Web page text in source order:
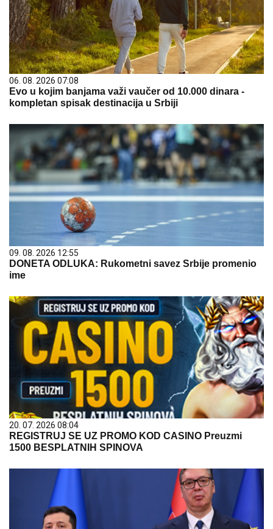
06. 08. 2026 07:08
Evo u kojim banjama važi vaučer od 10.000 dinara -
kompletan spisak destinacija u Srbiji
09. 08. 2026 12:55
DONETA ODLUKA: Rukometni savez Srbije promenio
ime
20. 07. 2026 08:04
REGISTRUJ SE UZ PROMO KOD CASINO Preuzmi
1500 BESPLATNIH SPINOVA